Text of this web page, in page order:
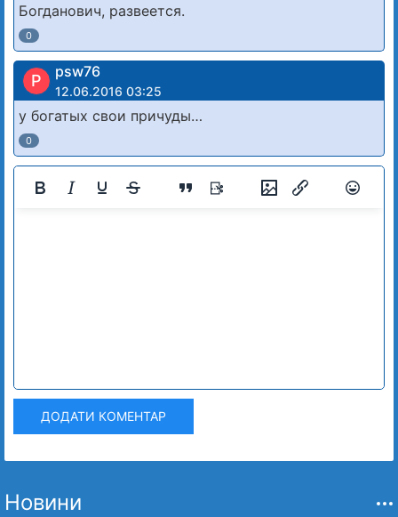
Богданович, развеется.
0
P psw76
12.06.2016 03:25
у богатых свои причуды…
0
ДОДАТИ КОМЕНТАР
Новини